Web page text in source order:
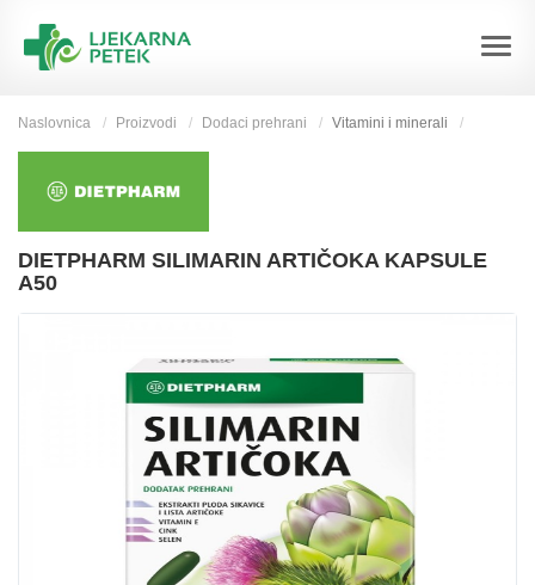
Naslovnica Proizvodi Dodaci prehrani Vitamini i minerali
DIETPHARM SILIMARIN ARTIČOKA KAPSULE
A50